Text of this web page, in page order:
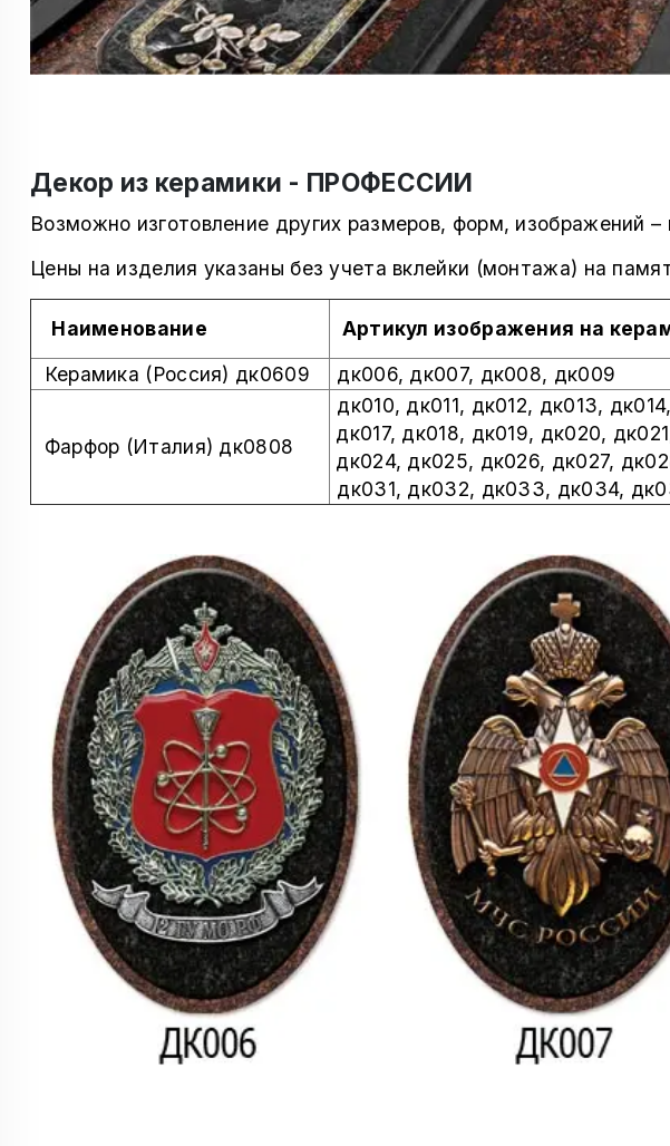
Декор из керамики - ПРОФЕССИИ
Возможно изготовление других размеров, форм, изображений
Цены на изделия указаны без учета вклейки (монтажа) на
Наименование Артикул изображения на
Керамика (Россия) дк0609
дк006, дк007, дк008, дк009
Фарфор (Италия) дк0808
дк010, дк011, дк012, дк013,
дк017, дк018, дк019, дк020,
дк024, дк025, дк026, дк027,
дк031, дк032, дк033, дк034,